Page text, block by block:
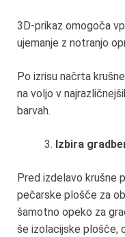
3D-prikaz omogoča
ujemanje z notranjo
Po izrisu načrta
na voljo v
barvah.
Izbira
Pred izdelavo krušne
pečarske plošče za
šamotno opeko za
še izolacijske plošče,